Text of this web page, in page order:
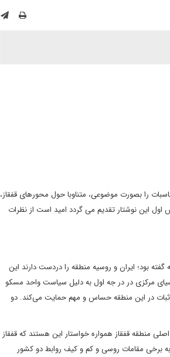
را بصورت موضوعی، متناوبا حول محورهای قفقاز،
اول این نوشتار تقدیم می گردد امید است از نظرات
گفته بود؛ ایران و روسیه منطقه را دردست دارند این
مرکزی در در جه اول به دلیل سیاست واحد مسکو
ثبات در این منطقه حساس و مهم حمایت می‌کند. دو
منطقه قفقاز همواره خواستار این هستند که قفقاز
برخی مقامات روسی و کم و کیف روابط دو کشور